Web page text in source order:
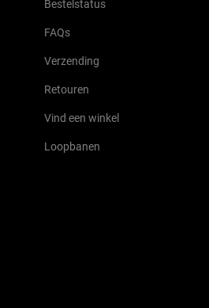
Bestelstatus
FAQs
Verzending
Retouren
Vind een winkel
Loopbanen